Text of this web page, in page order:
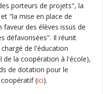
porteurs de projets", la
"la mise en place de
des élèves issus de
défavorisées". Il réunit
de l'éducation
de la coopération à l'école),
de dotation pour le
(ici).